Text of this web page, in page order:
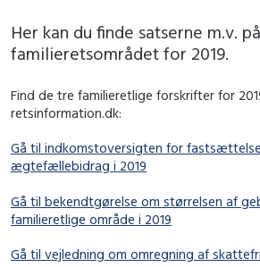
Her kan du finde satserne m.v. på
familieretsområdet for 2019.
Find de tre familieretlige forskrifter for
retsinformation.dk:
Gå til indkomstoversigten for
ægtefællebidrag i 2019
Gå til bekendtgørelse om størrelsen af
familieretlige område i 2019
Gå til vejledning om omregning af